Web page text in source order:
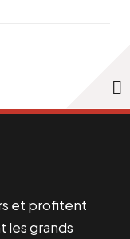
et profitent
les grands